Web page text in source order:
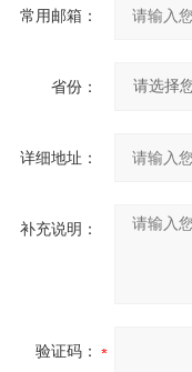
常用邮箱：
省份：
详细地址：
补充说明：
验证码：